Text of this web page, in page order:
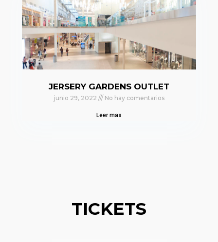
JERSERY GARDENS OUTLET
junio 29, 2022 No hay comentarios
Leer mas
TICKETS